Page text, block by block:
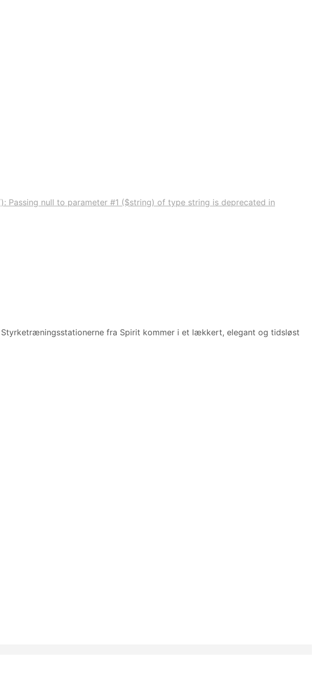
Passing null to parameter #1 ($string) of type string is deprecated in
Styrketræningsstationerne fra Spirit kommer i et lækkert, elegant og tidsløst